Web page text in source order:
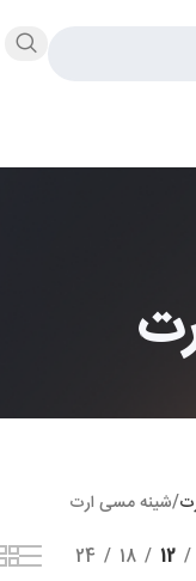
شینه مسی ارت
12
18
24